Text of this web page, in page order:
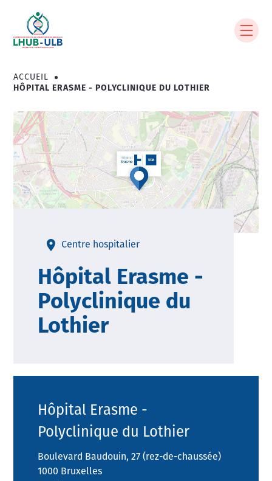
contenu
principal
Fil
ACCUEIL
HÔPITAL ERASME - POLYCLINIQUE DU LOTHIER
Centre hospitalier
Hôpital Erasme -
Polyclinique du
Lothier
Image
Hôpital Erasme -
Polyclinique du Lothier
Boulevard Baudouin, 27 (rez-de-chaussée)
1000 Bruxelles